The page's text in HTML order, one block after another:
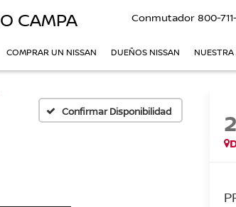
CAMPA Conmutador 800-
COMPRAR UN NISSAN DUEÑOS NISSAN
Confirmar Disponibilidad